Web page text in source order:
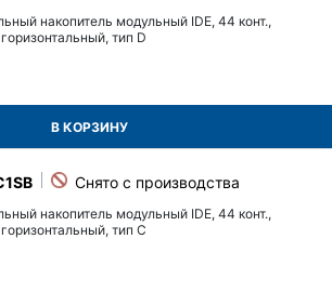
накопитель модульный IDE, 44 конт.,
тип D
В КОРЗИНУ
накопитель модульный IDE, 44 конт.,
тип C